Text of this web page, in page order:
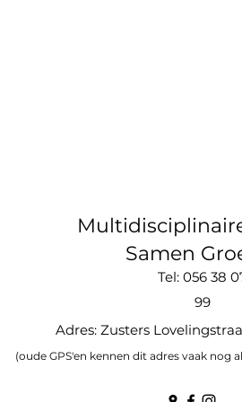
Samen
Tel: 056 38
99
Adres: Zusters
(oude GPS'en kennen dit adres vaak nog